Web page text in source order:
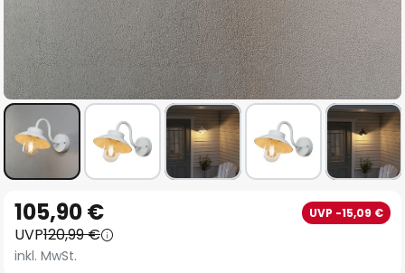
Anfang
der
Bildgalerie
105,90 € UVP -15,09 €
UVP120,99 €
inkl. MwSt.